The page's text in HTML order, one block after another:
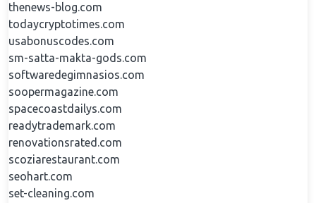
thenews-blog.com
todaycryptotimes.com
usabonuscodes.com
sm-satta-makta-gods.com
softwaredegimnasios.com
soopermagazine.com
spacecoastdailys.com
readytrademark.com
renovationsrated.com
scoziarestaurant.com
seohart.com
set-cleaning.com